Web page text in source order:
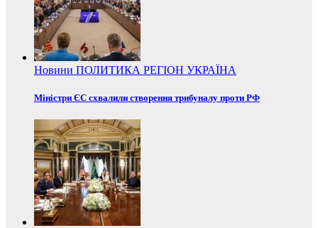
Новини ПОЛИТИКА РЕГІОН УКРАЇНА
Міністри ЄС схвалили створення трибуналу проти РФ